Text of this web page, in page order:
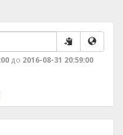
до 2016-08-31 20:59:00